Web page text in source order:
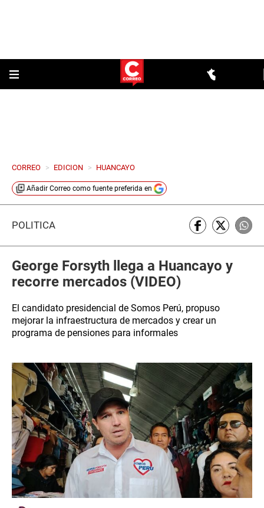
CORREO > EDICION > HUANCAYO
Añadir Correo como fuente preferida en
POLÍTICA
George Forsyth llega a Huancayo y
recorre mercados (VIDEO)
El candidato presidencial de Somos Perú, propuso
mejorar la infraestructura de mercados y crear un
programa de pensiones para informales